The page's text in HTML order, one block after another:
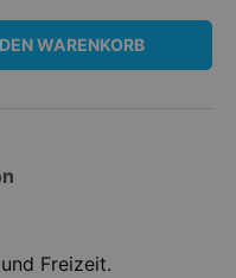
WARENKORB
Freizeit.